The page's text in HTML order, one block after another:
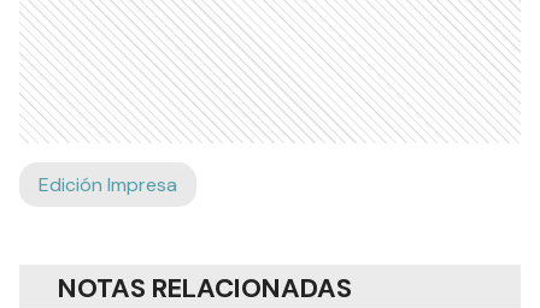
Edición Impresa
NOTAS RELACIONADAS